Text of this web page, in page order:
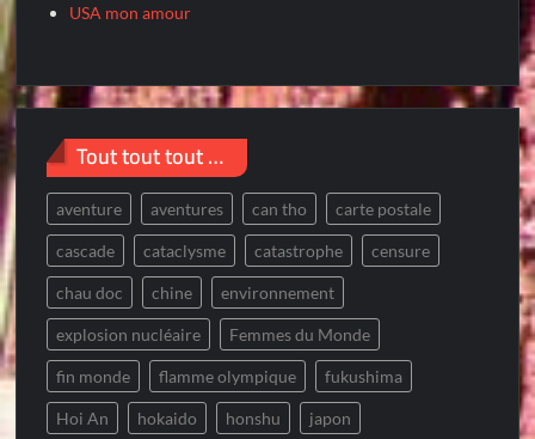
USA mon amour
Tout tout tout …
aventure aventures can tho carte postale
cascade cataclysme catastrophe censure
chau doc chine environnement
explosion nucléaire Femmes du Monde
fin monde flamme olympique fukushima
Hoi An hokaido honshu japon